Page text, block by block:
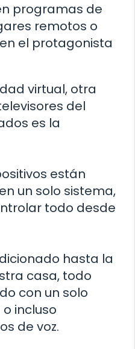
programas de
remotos o
el protagonista
virtual, otra
del
es la
están
un solo sistema,
todo desde
hasta la
casa, todo
con un solo
incluso
de voz.